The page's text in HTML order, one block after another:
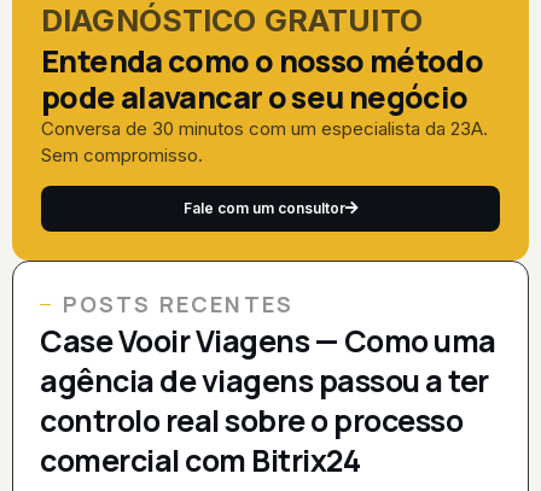
DIAGNÓSTICO GRATUITO
Entenda como o nosso método
pode alavancar o seu negócio
Conversa de 30 minutos com um especialista da 23A.
Sem compromisso.
Fale com um consultor
POSTS RECENTES
Case Vooir Viagens — Como uma
agência de viagens passou a ter
controlo real sobre o processo
comercial com Bitrix24